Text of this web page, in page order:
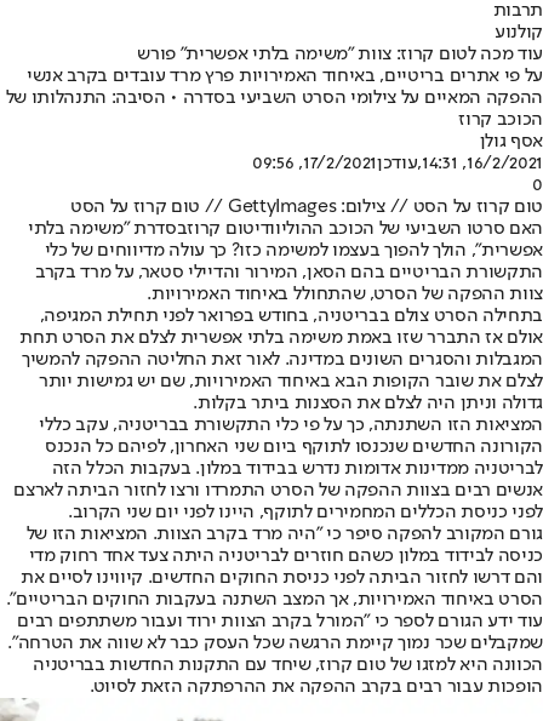
תרבות
קולנוע
עוד מכה לטום קרוז: צוות "משימה בלתי אפשרית" פורש
על פי אתרים בריטיים, באיחוד האמירויות פרץ מרד עובדים בקרב אנשי
ההפקה המאיים על צילומי הסרט השביעי בסדרה • הסיבה: התנהלותו של
הכוכב קרוז
אסף גולן
16/2/2021, 14:31
,עודכן17/2/2021, 09:56
0
טום קרוז על הסט // צילום: GettyImages // טום קרוז על הסט
האם סרטו השביעי של הכוכב ההוליוודיטום קרוזבסדרת "משימה בלתי
אפשרית", הולך להפוך בעצמו למשימה כזו? כך עולה מדיווחים של כלי
התקשורת הבריטיים בהם הסאן, המירור והדיילי סטאר, על מרד בקרב
צוות ההפקה של הסרט, שהתחולל באיחוד האמירויות.
בתחילה הסרט צולם בבריטניה, בחודש בפרואר לפני תחילת המגיפה,
אולם אז התברר שזו באמת משימה בלתי אפשרית לצלם את הסרט תחת
המגבלות והסגרים השונים במדינה. לאור זאת החליטה ההפקה להמשיך
לצלם את שובר הקופות הבא באיחוד האמירויות, שם יש גמישות יותר
גדולה וניתן היה לצלם את הסצנות ביתר בקלות.
המציאות הזו השתנתה, כך על פי כלי התקשורת בבריטניה, עקב כללי
הקורונה החדשים שנכנסו לתוקף ביום שני האחרון, לפיהם כל הנכנס
לבריטניה ממדינות אדומות נדרש בבידוד במלון. בעקבות הכלל הזה
אנשים רבים בצוות ההפקה של הסרט התמרדו ורצו לחזור הביתה לארצם
לפני כניסת הכללים המחמירים לתוקף, היינו לפני יום שני הקרוב.
גורם המקורב להפקה סיפר כי "היה מרד בקרב הצוות. המציאות הזו של
כניסה לבידוד במלון כשהם חוזרים לבריטניה היתה צעד אחד רחוק מדי
והם דרשו לחזור הביתה לפני כניסת החוקים החדשים. קיווינו לסיים את
הסרט באיחוד האמירויות, אך המצב השתנה בעקבות החוקים הבריטיים".
עוד ידע הגורם לספר כי "המורל בקרב הצוות ירוד ועבור משתתפים רבים
שמקבלים שכר נמוך קיימת הרגשה שכל העסק כבר לא שווה את הטרחה".
הכוונה היא למזגו של טום קרוז, שיחד עם התקנות החדשות בבריטניה
הופכות עבור רבים בקרב ההפקה את ההרפתקה הזאת לסיוט.